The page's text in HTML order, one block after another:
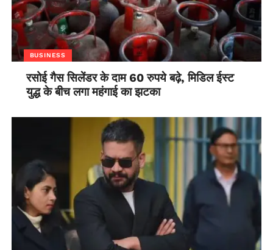
BUSINESS
रसोई गैस सिलेंडर के दाम 60 रुपये बढ़े, मिडिल ईस्ट
युद्ध के बीच लगा महंगाई का झटका